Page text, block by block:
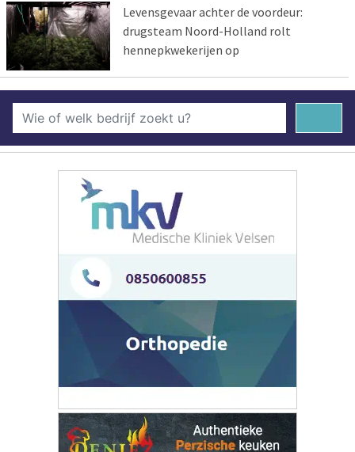
Levensgevaar achter de voordeur:
drugsteam Noord-Holland rolt
hennepkwekerijen op